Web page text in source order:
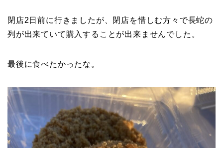
閉店2日前に行きましたが、閉店を惜しむ方々で長蛇の
列が出来ていて購入することが出来ませんでした。
最後に食べたかったな。